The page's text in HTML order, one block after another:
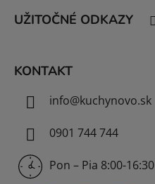
UŽITOČNÉ ODKAZY
KONTAKT
info@kuchynovo.sk
0901 744 744
Pon – Pia 8:00-16:30